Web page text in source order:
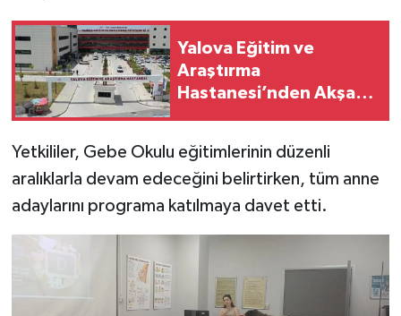
Yalova Eğitim ve
Araştırma
Hastanesi’nden Akşam
Yetkililer, Gebe Okulu eğitimlerinin düzenli
aralıklarla devam edeceğini belirtirken, tüm anne
adaylarını programa katılmaya davet etti.